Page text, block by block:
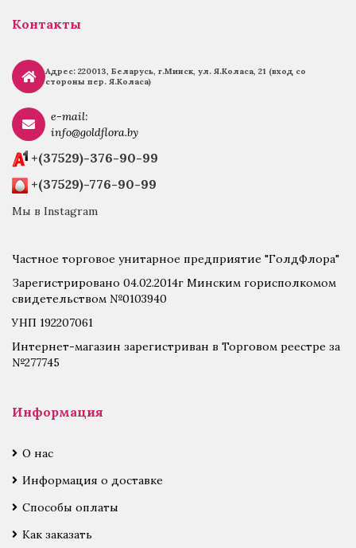
Контакты
Адрес: 220013, Беларусь, г.Минск, ул. Я.Коласа, 21 (вход со
стороны пер. Я.Коласа)
e-mail:
info@goldflora.by
+(37529)-376-90-99
+(37529)-776-90-99
Мы в Instagram
Частное торговое унитарное предприятие "ГолдФлора"
Зарегистрировано 04.02.2014г Минским горисполкомом
свидетельством №0103940
УНП 192207061
Интернет-магазин зарегистриван в Торговом реестре за
№277745
Информация
О нас
Информация о доставке
Способы оплаты
Как заказать